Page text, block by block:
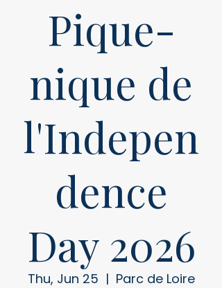
Pique-
nique de
l'Indepen
dence
Day 2026
Thu, Jun 25
  |
Parc de Loire